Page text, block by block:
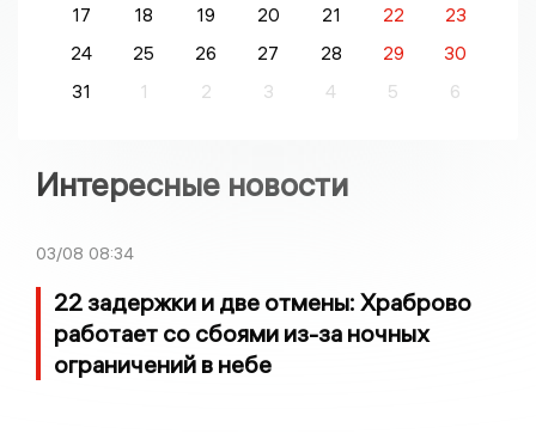
17
18 19 20 21 22
23
24
25 26 27 28 29
30
31
1 2 3 4 5 6
Интересные новости
03/08 08:34
22 задержки и две отмены: Храброво
работает со сбоями из-за ночных
ограничений в небе